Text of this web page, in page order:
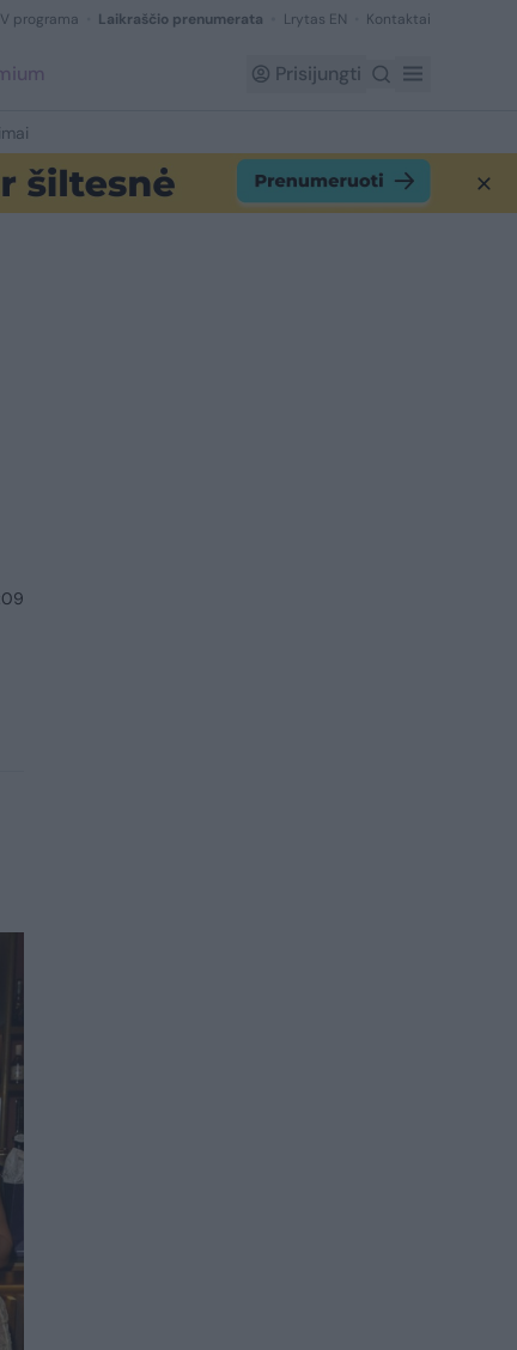
programa Laikraščio prenumerata Lrytas EN Kontaktai
Prisijungti